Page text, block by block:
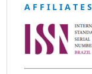
A F F I L I A T E S